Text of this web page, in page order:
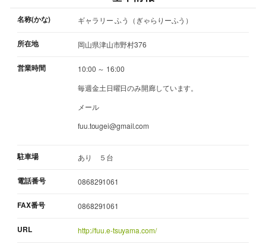
名称(かな) ギャラリー ふう（ぎゃらりーふう）
所在地 岡山県津山市野村376
営業時間
10:00 ～ 16:00
毎週金土日曜日のみ開廊しています。
メール
fuu.tougei@gmail.com
駐車場 あり ５台
電話番号 0868291061
FAX番号 0868291061
URL http://fuu.e-tsuyama.com/